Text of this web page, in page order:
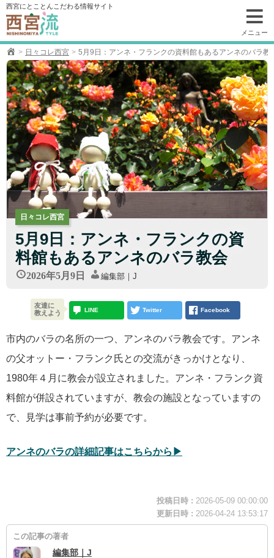
コ
ン
テ
ン
ツ
へ
移
動
西宮にとことんこだわる情報サイト
メニュー
日々コレ西宮 5月9日：アンネ・フランクの資料館もあるアンネのバラ教
日々コレ西宮
5月9日：アンネ・フランクの資
料館もあるアンネのバラ教会
2026年5月9日 編集部｜J
市内のバラの名所の一つ、アンネのバラ教会です。アンネ
の父オットー・フランク氏との交流がきっかけとなり、
1980年４月に教会が設立されました。アンネ・フランク資
料館が併設されていますが、教会の施設となっていますの
で、見学は事前予約が必要です。
アンネのバラの詳細記事はこちらから▶︎
友達に
教えよう
LINE Twitter Facebook
投稿日時 : 2026-05-09 00:00:00
更新日時 : 2026-04-24 13:53:17
この記事の著者
編集部｜J